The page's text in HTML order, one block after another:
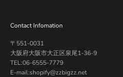
Contact Infomation
〒551-0031
大阪府大阪市大正区泉尾1-36-9
TEL:06-6555-7779
E-mail:shopify@zzbigzz.net